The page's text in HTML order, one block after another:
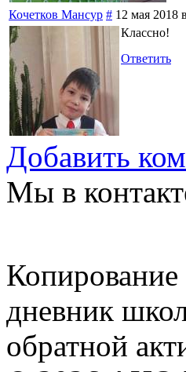
Кочетков Мансур # 12 мая 2018
Классно!
Ответить
Добавить
Мы в
Копирование
дневник
обратной